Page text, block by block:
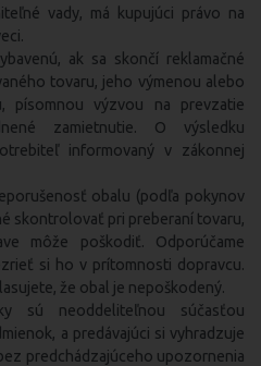
vady, má kupujúci právo na
ak sa skončí reklamačné
tovaru, jeho výmenou alebo
písomnou výzvou na prevzatie
zamietnutie. O výsledku
informovaný v zákonnej
obalu (podľa pokynov
skontrolovať pri preberaní tovaru,
môže poškodiť. Odporúčame
si ho v prítomnosti dopravcu.
že obal je nepoškodený.
sú neoddeliteľnou súčasťou
a predávajúci si vyhradzuje
predchádzajúceho upozornenia